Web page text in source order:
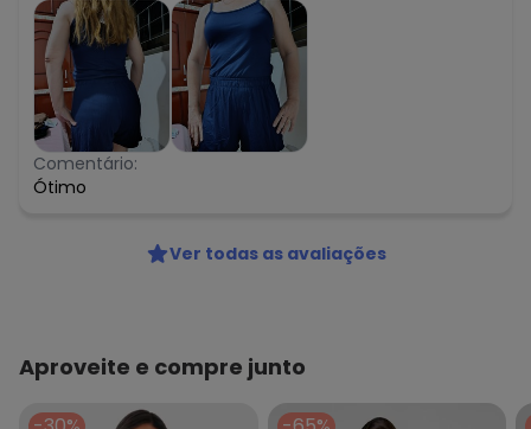
Comentário:
Ótimo
Ver todas as avaliações
Aproveite e compre junto